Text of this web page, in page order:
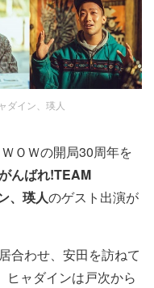
ダイン、瑛人
ＯＷの開局30周年を
がんばれ!TEAM
、瑛人のゲスト出演が
合わせ、安田を訪ねて
ヒャダインは戸次から